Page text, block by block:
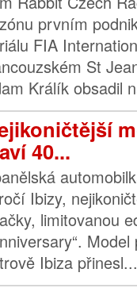
prvním
FIA
St
Králík obsadil
40...
Ibizy,
limitovanou
Ibiza přinesl...